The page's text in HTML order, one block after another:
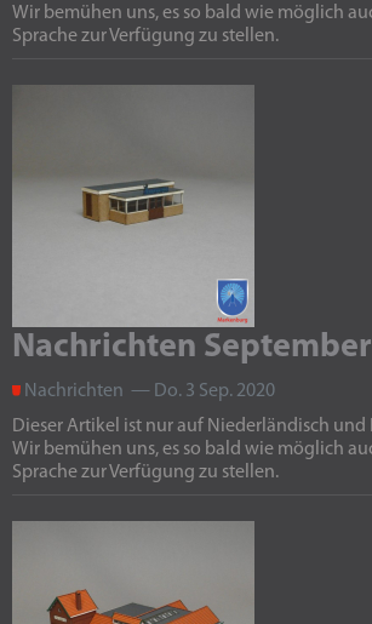
Wir bemühen uns, es so bald wie möglich
Sprache zur Verfügung zu stellen.
Nachrichten
Nachrichten — Do. 3 Sep. 2020
Dieser Artikel ist nur auf Niederländisch und
Wir bemühen uns, es so bald wie möglich
Sprache zur Verfügung zu stellen.